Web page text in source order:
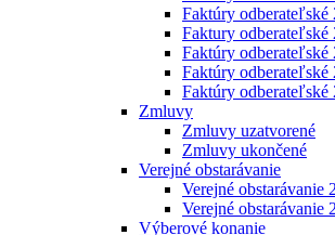
Faktúry odberateľské
Faktury odberateľské
Faktúry odberateľské
Faktúry odberateľské
Faktúry odberateľské
Zmluvy
Zmluvy uzatvorené
Zmluvy ukončené
Verejné obstarávanie
Verejné obstarávanie
Verejné obstarávanie
Výberové konanie